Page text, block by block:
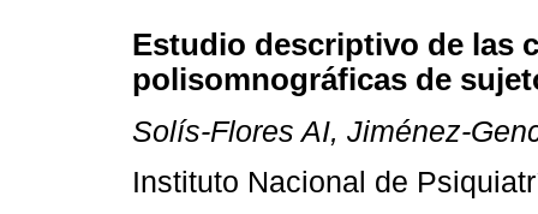
Estudio descriptivo de las
polisomnográficas de
Solís-Flores AI, Jiménez-
Instituto Nacional de